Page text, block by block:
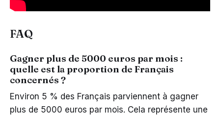
FAQ
Gagner plus de 5000 euros par mois :
quelle est la proportion de Français
concernés ?
Environ 5 % des Français parviennent à gagner
plus de 5000 euros par mois. Cela représente une